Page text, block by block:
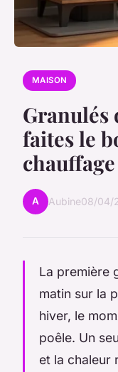
MAISON
Granulés
faites le
chauffage
A Aubine08/04/
La première
matin sur la
hiver, le
poêle. Un
et la chaleur